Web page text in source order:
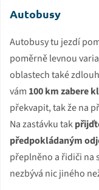
Autobusy
Autobusy tu jezdí
poměrně levnou
oblastech také
vám 100 km zabere
překvapit, tak že na
Na zastávku tak
předpokládaným
přeplněno a řidiči na
nezbývá nic jiného